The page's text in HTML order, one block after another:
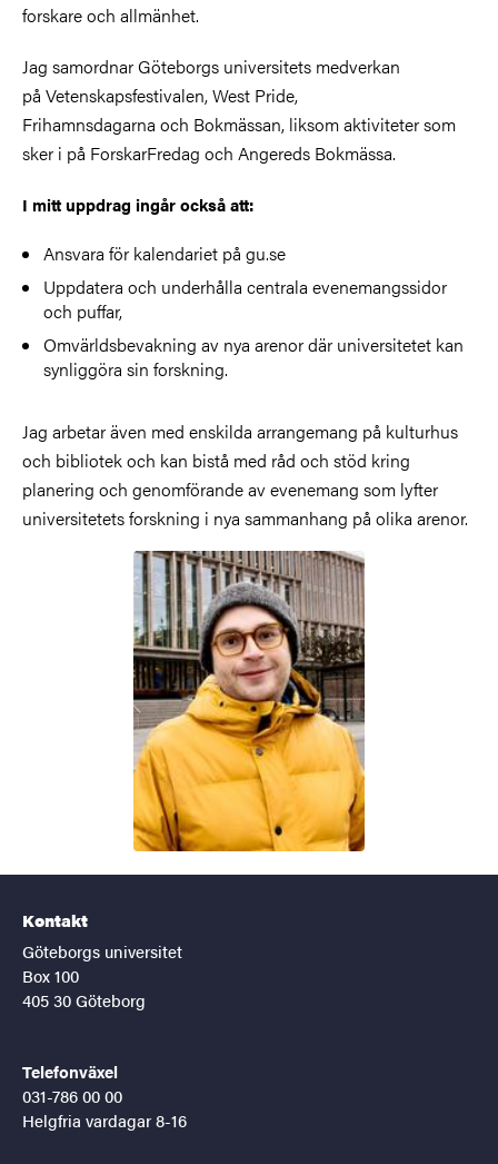
forskare och allmänhet.
Jag samordnar Göteborgs universitets medverkan
på Vetenskapsfestivalen, West Pride,
Frihamnsdagarna och Bokmässan, liksom aktiviteter som
sker i på ForskarFredag och Angereds Bokmässa.
I mitt uppdrag ingår också att:
Ansvara för kalendariet på gu.se
Uppdatera och underhålla centrala evenemangssidor
och puffar,
Omvärldsbevakning av nya arenor där universitetet kan
synliggöra sin forskning.
Jag arbetar även med enskilda arrangemang på kulturhus
och bibliotek och kan bistå med råd och stöd kring
planering och genomförande av evenemang som lyfter
universitetets forskning i nya sammanhang på olika arenor.
Kontakt
Göteborgs universitet
Box 100
405 30 Göteborg
Telefonväxel
031-786 00 00
Helgfria vardagar 8-16